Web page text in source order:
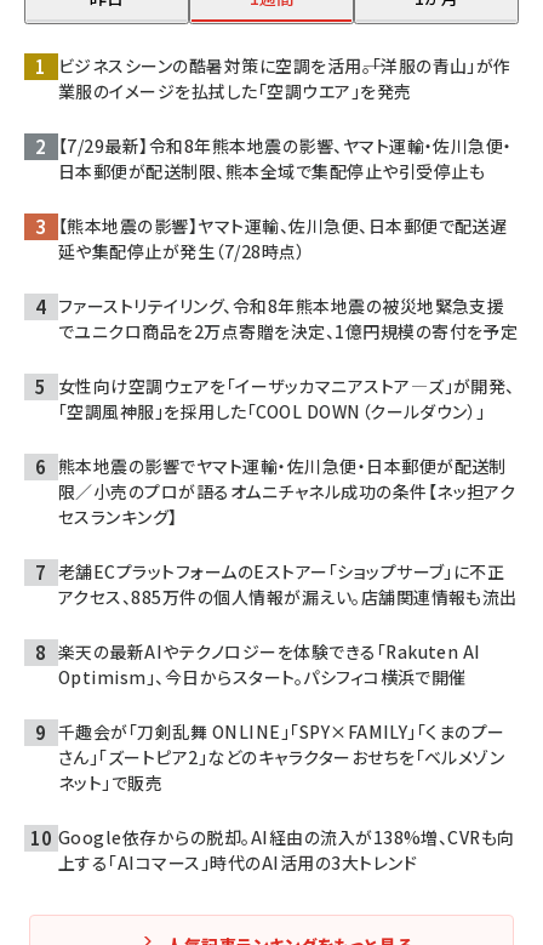
ビジネスシーンの酷暑対策に空調を活用――。「洋服の青山」が作
業服のイメージを払拭した「空調ウエア」を発売
【7/29最新】令和8年熊本地震の影響、ヤマト運輸・佐川急便・
日本郵便が配送制限、熊本全域で集配停止や引受停止も
【熊本地震の影響】ヤマト運輸、佐川急便、日本郵便で配送遅
延や集配停止が発生（7/28時点）
ファーストリテイリング、令和8年熊本地震の被災地緊急支援
でユニクロ商品を2万点寄贈を決定、1億円規模の寄付を予定
女性向け空調ウェアを「イーザッカマニアストア―ズ」が開発、
「空調風神服」を採用した「COOL DOWN（クールダウン）」
熊本地震の影響でヤマト運輸・佐川急便・日本郵便が配送制
限／小売のプロが語るオムニチャネル成功の条件【ネッ担アク
セスランキング】
老舗ECプラットフォームのEストアー「ショップサーブ」に不正
アクセス、885万件の個人情報が漏えい。店舗関連情報も流出
楽天の最新AIやテクノロジーを体験できる「Rakuten AI
Optimism」、今日からスタート。パシフィコ横浜で開催
千趣会が「刀剣乱舞 ONLINE」「SPY×FAMILY」「くまのプー
さん」「ズートピア2」などのキャラクターおせちを「ベルメゾン
ネット」で販売
Google依存からの脱却。AI経由の流入が138%増、CVRも向
上する「AIコマース」時代のAI活用の3大トレンド